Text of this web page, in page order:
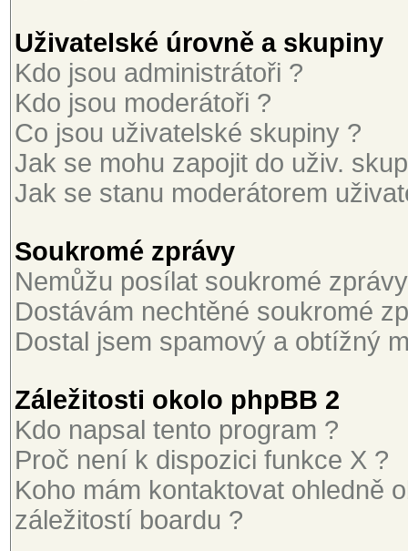
Uživatelské úrovně a skupiny
Kdo jsou administrátoři ?
Kdo jsou moderátoři ?
Co jsou uživatelské skupiny ?
Jak se mohu zapojit do uživ.
Jak se stanu moderátorem
Soukromé zprávy
Nemůžu posílat soukromé
Dostávám nechtěné soukromé
Dostal jsem spamový a obtížný
Záležitosti okolo phpBB 2
Kdo napsal tento program ?
Proč není k dispozici funkce X ?
Koho mám kontaktovat ohledně
záležitostí boardu ?